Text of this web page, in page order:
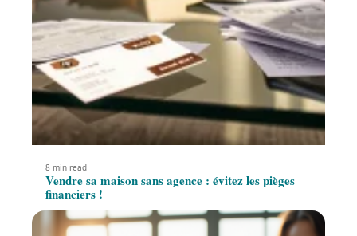
8 min read
Vendre sa maison sans agence : évitez les pièges
financiers !